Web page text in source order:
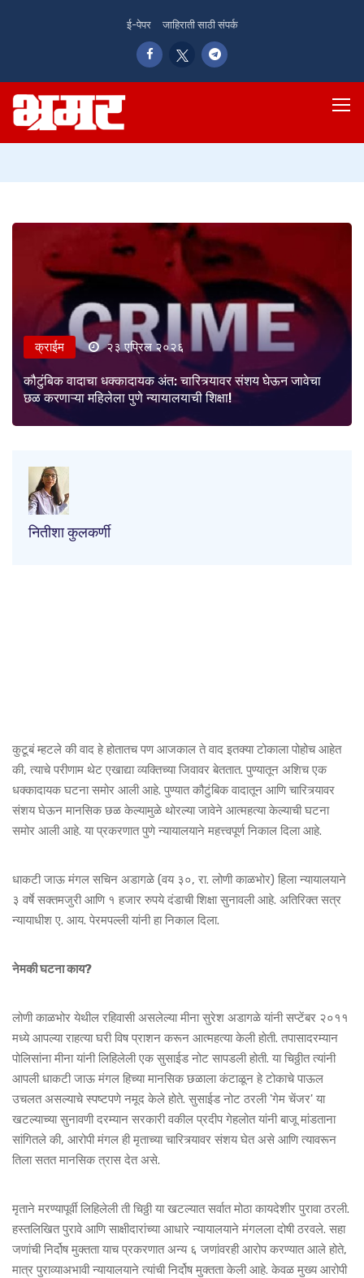
ई-पेपर जाहिराती साठी संपर्क
क्राईम २३ एप्रिल २०२६
कौटुंबिक वादाचा धक्कादायक अंत: चारित्र्यावर संशय घेऊन जावेचा
छळ करणाऱ्या महिलेला पुणे न्यायालयाची शिक्षा!
नितीशा कुलकर्णी
कुटूबं म्हटले की वाद हे होतातच पण आजकाल ते वाद इतक्या टोकाला पोहोच आहेत
की, त्याचे परीणाम थेट एखाद्या व्यक्तिच्या जिवावर बेततात. पुण्यातून अशिच एक
धक्कादायक घटना समोर आली आहे. पुण्यात कौटुंबिक वादातून आणि चारित्र्यावर
संशय घेऊन मानसिक छळ केल्यामुळे थोरल्या जावेने आत्महत्या केल्याची घटना
समोर आली आहे. या प्रकरणात पुणे न्यायालयाने महत्त्वपूर्ण निकाल दिला आहे.
धाकटी जाऊ मंगल सचिन अडागळे (वय ३०, रा. लोणी काळभोर) हिला न्यायालयाने
३ वर्षे सक्तमजुरी आणि १ हजार रुपये दंडाची शिक्षा सुनावली आहे. अतिरिक्त सत्र
न्यायाधीश ए. आय. पेरमपल्ली यांनी हा निकाल दिला.
नेमकी घटना काय?
लोणी काळभोर येथील रहिवासी असलेल्या मीना सुरेश अडागळे यांनी सप्टेंबर २०११
मध्ये आपल्या राहत्या घरी विष प्राशन करून आत्महत्या केली होती. तपासादरम्यान
पोलिसांना मीना यांनी लिहिलेली एक सुसाईड नोट सापडली होती. या चिठ्ठीत त्यांनी
आपली धाकटी जाऊ मंगल हिच्या मानसिक छळाला कंटाळून हे टोकाचे पाऊल
उचलत असल्याचे स्पष्टपणे नमूद केले होते. सुसाईड नोट ठरली 'गेम चेंजर' या
खटल्याच्या सुनावणी दरम्यान सरकारी वकील प्रदीप गेहलोत यांनी बाजू मांडताना
सांगितले की, आरोपी मंगल ही मृताच्या चारित्र्यावर संशय घेत असे आणि त्यावरून
तिला सतत मानसिक त्रास देत असे.
मृताने मरण्यापूर्वी लिहिलेली ती चिठ्ठी या खटल्यात सर्वात मोठा कायदेशीर पुरावा ठरली.
हस्तलिखित पुरावे आणि साक्षीदारांच्या आधारे न्यायालयाने मंगलला दोषी ठरवले. सहा
जणांची निर्दोष मुक्तता याच प्रकरणात अन्य ६ जणांवरही आरोप करण्यात आले होते,
मात्र पुराव्याअभावी न्यायालयाने त्यांची निर्दोष मुक्तता केली आहे. केवळ मुख्य आरोपी